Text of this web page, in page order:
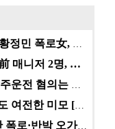
매니저 2명, …
황정민 사생활 논란의 쟁점…잇단 폭로·반박 오가는 소모…